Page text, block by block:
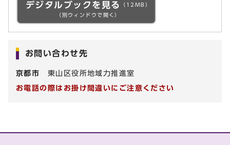
デジタルブックを見る
（12MB）
（別ウィンドウで開く）
お問い合わせ先
京都市 東山区役所地域力推進室
お電話の際はお掛け間違いにご注意ください